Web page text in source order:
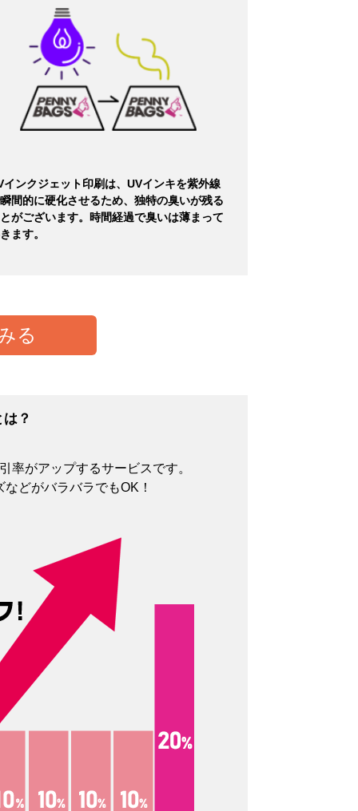
インクジェット印刷は、UVインキを紫外線
間的に硬化させるため、独特の臭いが残る
がございます。時間経過で臭いは薄まって
ます。
る
？
率がアップするサービスです。
どがバラバラでもOK！